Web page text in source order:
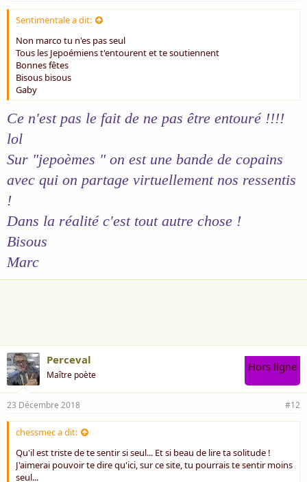
Sentimentale a dit:
Non marco tu n'es pas seul
Tous les Jepoémiens t'entourent et te soutiennent
Bonnes fêtes
Bisous bisous
Gaby
Ce n'est pas le fait de ne pas être entouré !!!!
lol
Sur "jepoèmes " on est une bande de copains
avec qui on partage virtuellement nos ressentis
!
Dans la réalité c'est tout autre chose !
Bisous
Marc
Perceval
Maître poète
Hors ligne
23 Décembre 2018 #12
chessmec a dit:
Qu'il est triste de te sentir si seul... Et si beau de lire ta solitude !
J'aimerai pouvoir te dire qu'ici, sur ce site, tu pourrais te sentir moins
seul...